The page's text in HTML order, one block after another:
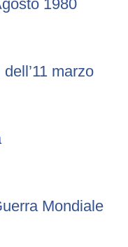
1980
marzo
Mondiale